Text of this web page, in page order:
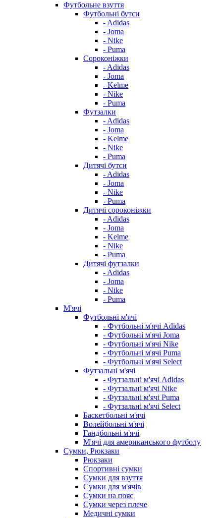
Футбольне взуття
Футбольні бутси
- Adidas
- Joma
- Nike
- Puma
Сороконіжки
- Adidas
- Joma
- Kelme
- Nike
- Puma
Футзалки
- Adidas
- Joma
- Kelme
- Nike
- Puma
Дитячі бутси
- Adidas
- Joma
- Nike
- Puma
Дитячі сороконіжки
- Adidas
- Joma
- Kelme
- Nike
- Puma
Дитячі футзалки
- Adidas
- Joma
- Nike
- Puma
М'ячі
Футбольні м'ячі
- Футбольні м'ячі Adidas
- Футбольні м'ячі Joma
- Футбольні м'ячі Nike
- Футбольні м'ячі Puma
- Футбольні м'ячі Select
Футзальні м'ячі
- Футзальні м'ячі Adidas
- Футзальні м'ячі Nike
- Футзальні м'ячі Puma
- Футзальні м'ячі Select
Баскетбольні м'ячі
Волейбольні м'ячі
Гандбольні м'ячі
М'ячі для американського футболу
Сумки, Рюкзаки
Рюкзаки
Спортивні сумки
Сумки для взуття
Сумки для м'ячів
Сумки на пояс
Сумки через плече
Медичні сумки